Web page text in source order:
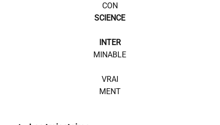
CON
SCIENCE
INTER
MINABLE
VRAI
MENT